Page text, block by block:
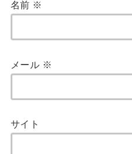
名前 ※
メール ※
サイト